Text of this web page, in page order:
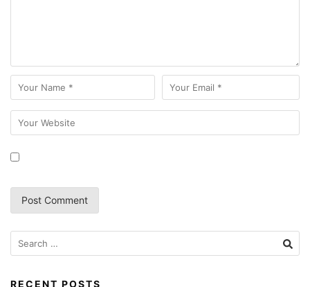
RECENT POSTS